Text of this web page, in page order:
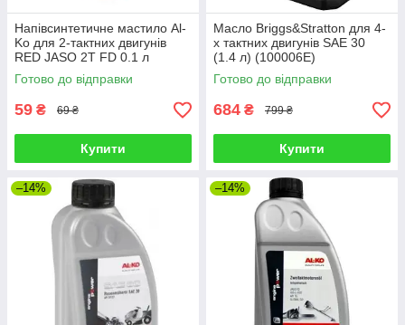
Напівсинтетичне мастило Al-
Ko для 2-тактних двигунів
RED JASO 2T FD 0.1 л
113650
Готово до відправки
59 ₴ 69 ₴
Купити
Масло Briggs&Stratton для 4-
х тактних двигунів SAE 30
(1.4 л) (100006E)
Готово до відправки
684 ₴ 799 ₴
Купити
–14% –14%